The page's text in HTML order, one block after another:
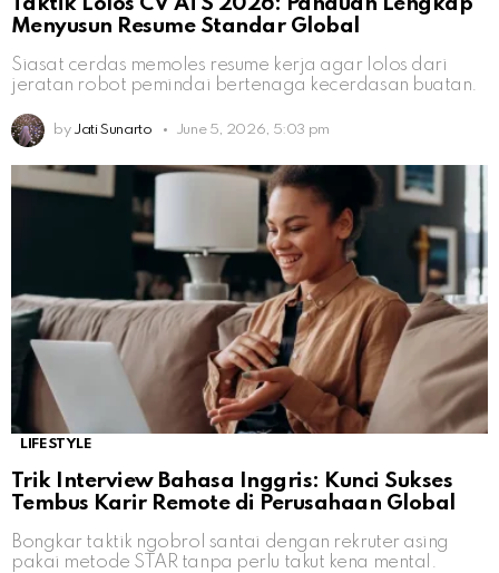
Menyusun Resume Standar Global
Siasat cerdas memoles resume kerja agar lolos dari
jeratan robot pemindai bertenaga kecerdasan buatan.
by Jati Sunarto June 5, 2026, 5:03 pm
LIFESTYLE
Trik Interview Bahasa Inggris: Kunci Sukses
Tembus Karir Remote di Perusahaan Global
Bongkar taktik ngobrol santai dengan rekruter asing
pakai metode STAR tanpa perlu takut kena mental.